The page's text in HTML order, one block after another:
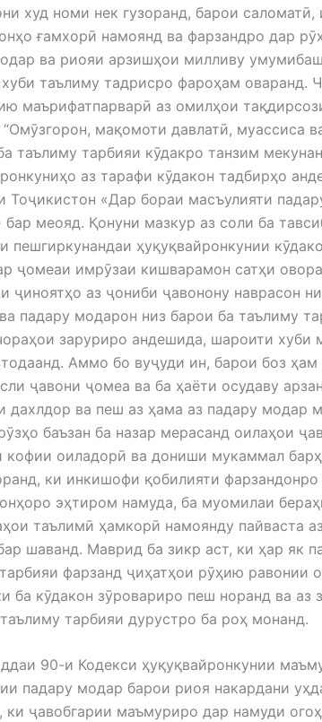
худ номи нек гузоранд, барои
ғамхорӣ намоянд ва фарзандро дар
ва риояи арзишҳои милливу
таълиму тадрисро фароҳам оваранд.
маърифатпарварӣ аз омилҳои
мақомоти давлатӣ, муассиса
таълиму тарбияи кӯдакро танзим
аз тарафи кӯдакон тадбирҳо
Тоҷикистон «Дар бораи масъулияти
бар меояд. Қонуни мазкур аз соли ба
пешгиркунандаи ҳуқуқвайронкунии
ҷомеаи имрӯзаи кишварамон сатҳи
ҷиноятҳо аз ҷониби ҷавонону наврасон
падару модарон низ барои ба таълиму
заруриро андешида, шароити хуби
Аммо бо вуҷуди ин, барои боз
ҷавони ҷомеа ва ба ҳаёти осудаву
дахлдор ва пеш аз ҳама аз падару модар
баъзан ба назар мерасанд оилаҳои
кофии оиладорӣ ва дониши мукаммал
ки инкишофи қобилияти
эҳтиром намуда, ба муомилаи
таълимӣ ҳамкорӣ намоянду пайваста
шаванд. Маврид ба зикр аст, ки ҳар як
фарзанд ҷиҳатҳои рӯҳию равонии
ба кӯдакон зӯровариро пеш норанд ва
тарбияи дурустро ба роҳ монанд.
90-и Кодекси ҳуқуқвайронкунии
падару модар барои риоя накардани
ҷавобгарии маъмуриро дар намуди